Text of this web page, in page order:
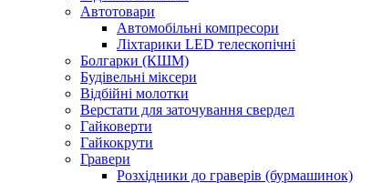
Автотовари
Автомобільні компресори
Ліхтарики LED телескопічні
Болгарки (КШМ)
Будівельні міксери
Відбійні молотки
Верстати для заточування свердел
Гайковерти
Гайкокрути
Гравери
Розхідники до граверів (бурмашинок)